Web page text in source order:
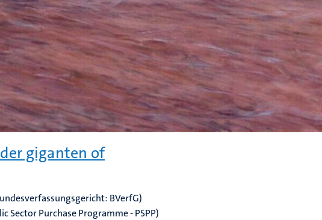
giganten of
BVerfG)
Purchase Programme - PSPP)